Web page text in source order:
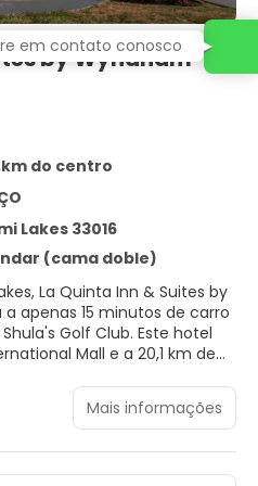
by Wyndham
km do centro
Lakes 33016
(cama doble)
La Quinta Inn & Suites by
apenas 15 minutos de carro
Golf Club. Este hotel
Mall e a 20,1 km de
como uma piscina
hotel oferece
cortesia, salão de
de vendas.
Mais informações
em contato conosco